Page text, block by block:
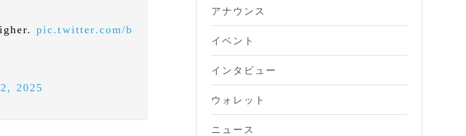
pic.twitter.com/b
2025
アナウンス
イベント
インタビュー
ウォレット
ニュース